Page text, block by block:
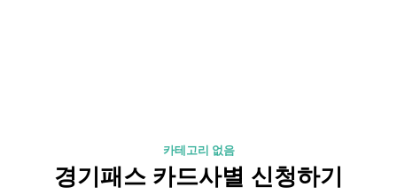
카테고리 없음
경기패스 카드사별 신청하기